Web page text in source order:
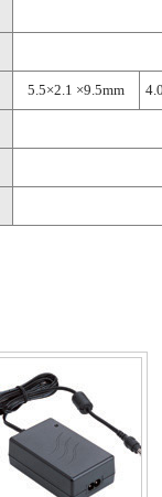
5.5×2.1 ×9.5mm